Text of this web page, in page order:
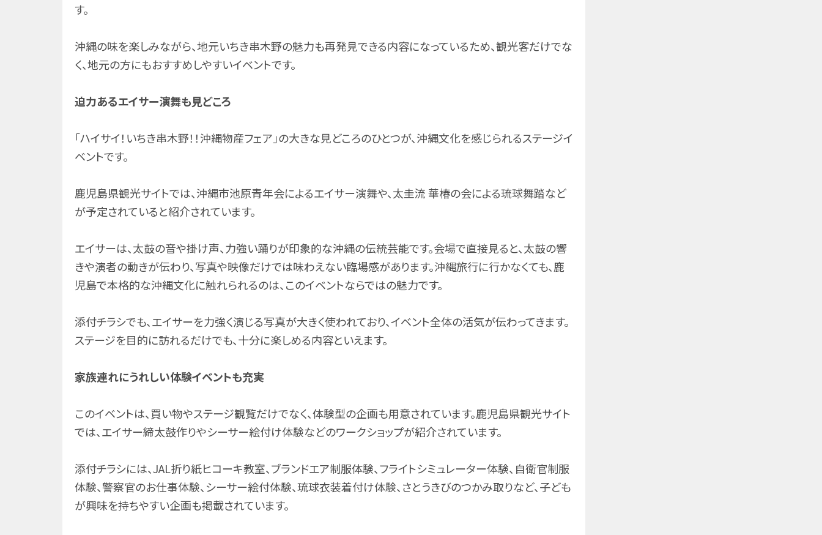
す。
沖縄の味を楽しみながら、地元いちき串木野の魅力も再発見できる内容になっているため、観光客だけでな
く、地元の方にもおすすめしやすいイベントです。
迫力あるエイサー演舞も見どころ
「ハイサイ！いちき串木野！！沖縄物産フェア」の大きな見どころのひとつが、沖縄文化を感じられるステージイ
ベントです。
鹿児島県観光サイトでは、沖縄市池原青年会によるエイサー演舞や、太圭流 華椿の会による琉球舞踏など
が予定されていると紹介されています。
エイサーは、太鼓の音や掛け声、力強い踊りが印象的な沖縄の伝統芸能です。会場で直接見ると、太鼓の響
きや演者の動きが伝わり、写真や映像だけでは味わえない臨場感があります。沖縄旅行に行かなくても、鹿
児島で本格的な沖縄文化に触れられるのは、このイベントならではの魅力です。
添付チラシでも、エイサーを力強く演じる写真が大きく使われており、イベント全体の活気が伝わってきます。
ステージを目的に訪れるだけでも、十分に楽しめる内容といえます。
家族連れにうれしい体験イベントも充実
このイベントは、買い物やステージ観覧だけでなく、体験型の企画も用意されています。鹿児島県観光サイト
では、エイサー締太鼓作りやシーサー絵付け体験などのワークショップが紹介されています。
添付チラシには、JAL折り紙ヒコーキ教室、ブランドエア制服体験、フライトシミュレーター体験、自衛官制服
体験、警察官のお仕事体験、シーサー絵付体験、琉球衣装着付け体験、さとうきびのつかみ取りなど、子ども
が興味を持ちやすい企画も掲載されています。